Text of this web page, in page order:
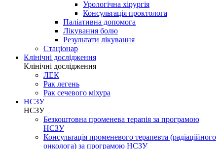
Урологічна хірургія
Консультація проктолога
Паліативна допомога
Лікування болю
Результати лікування
Стаціонар
Клінічні дослідження
Клінічні дослідження
ЛЕК
Рак легень
Рак сечевого міхура
НСЗУ
НСЗУ
Безкоштовна променева терапія за програмою
НСЗУ
Консультація променевого терапевта (радіаційного
онколога) за програмою НСЗУ